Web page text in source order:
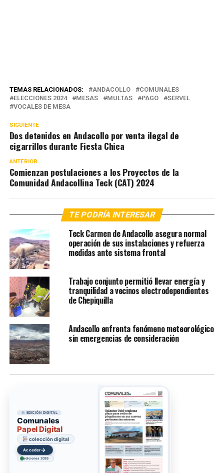
TEMAS RELACIONADOS: ANDACOLLO
COMUNALES
ELECCIONES 2024
MESAS MULTAS PAGO
SERVEL
VOCALES DE MESA
SIGUIENTE
Dos detenidos en Andacollo por venta ilegal de
cigarrillos durante Fiesta Chica
ANTERIOR
Comienzan postulaciones a los Proyectos de la
Comunidad Andacollina Teck (CAT) 2024
TE PODRÍA INTERESAR
Teck Carmen de Andacollo asegura normal
operación de sus instalaciones y refuerza
medidas ante sistema frontal
Trabajo conjunto permitió llevar energía y
tranquilidad a vecinos electrodependientes
de Chepiquilla
Andacollo enfrenta fenómeno meteorológico
sin emergencias de consideración
EDICIÓN DIGITAL
Comunales
Papel Digital
colección digital
Acceder→
ediciones 2026